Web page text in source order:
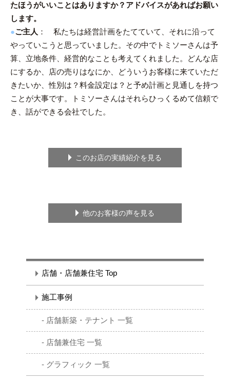
たほうがいいことはありますか？アドバイスがあればお願い
します。
●ご主人 ： 私たちは経営計画をたてていて、それに沿って
やっていこうと思っていました。その中でトミソーさんは予
算、立地条件、経営的なことも考えてくれました。どんな店
にするか、店の売りはなにか、どういうお客様に来ていただ
きたいか、性別は？料金設定は？と予め計画と見通しを持つ
ことが大事です。トミソーさんはそれらひっくるめて信頼で
き、話ができる会社でした。
このお店の実績紹介を見る
他のお客様の声を見る
店舗・店舗兼住宅 Top
施工事例
店舗新築・テナント 一覧
店舗兼住宅 一覧
グラフィック 一覧